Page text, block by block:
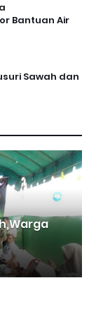
Bantuan Air
Sawah dan